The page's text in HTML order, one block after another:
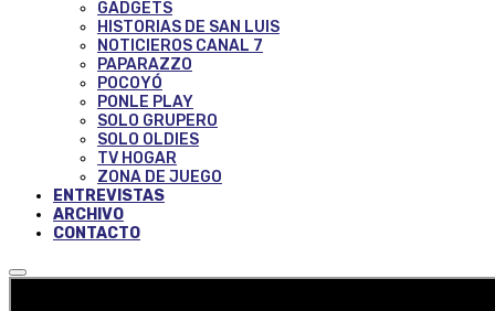
GADGETS
HISTORIAS DE SAN LUIS
NOTICIEROS CANAL 7
PAPARAZZO
POCOYÓ
PONLE PLAY
SOLO GRUPERO
SOLO OLDIES
TV HOGAR
ZONA DE JUEGO
ENTREVISTAS
ARCHIVO
CONTACTO